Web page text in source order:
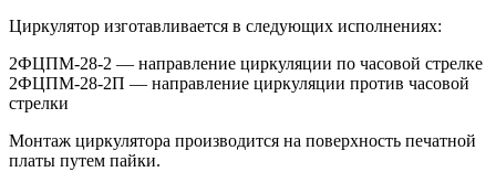
Циркулятор изготавливается в следующих исполнениях:
2ФЦПМ-28-2 — направление циркуляции по часовой стрелке
2ФЦПМ-28-2П — направление циркуляции против часовой
стрелки
Монтаж циркулятора производится на поверхность печатной
платы путем пайки.